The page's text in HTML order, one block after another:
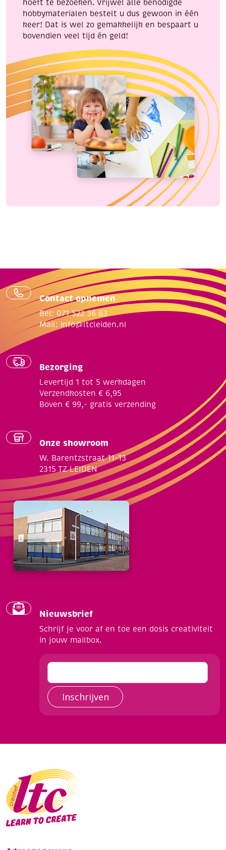
hoeft te bezoeken. Vrijwel alle benodigde
hobbymaterialen bestelt u dus gewoon in één
keer! Dat is wel zo gemakkelijk en bespaart u
bovendien veel tijd én geld!
Contact opnemen
Bel: 071 522 36 63
Mail: info@ltcleiden.nl
Bezorging
Levertijd 1 tot 5 werkdagen
Verzendkosten € 6,95
Boven € 99,- gratis verzending
Onze showroom
W. Barentzstraat 11-13
2315 TZ LEIDEN
Nieuwsbrief
Schrijf je voor af en toe een dosis creativiteit
in jouw mailbox.
Inschrijven